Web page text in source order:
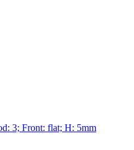
3; Front: flat; H: 5mm